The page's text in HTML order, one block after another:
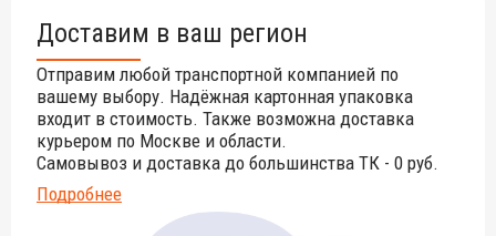
Доставим в ваш регион
Отправим любой транспортной компанией по
вашему выбору. Надёжная картонная упаковка
входит в стоимость. Также возможна доставка
курьером по Москве и области.
Самовывоз и доставка до большинства ТК - 0 руб.
Подробнее